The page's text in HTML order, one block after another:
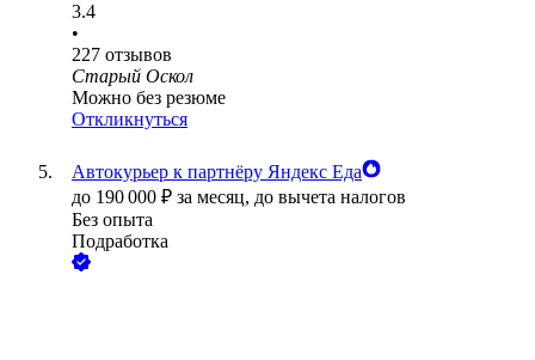
3.4
•
227 отзывов
Старый Оскол
Можно без резюме
Откликнуться
Автокурьер к партнёру Яндекс Еда
до 190 000 ₽ за месяц, до вычета налогов
Без опыта
Подработка